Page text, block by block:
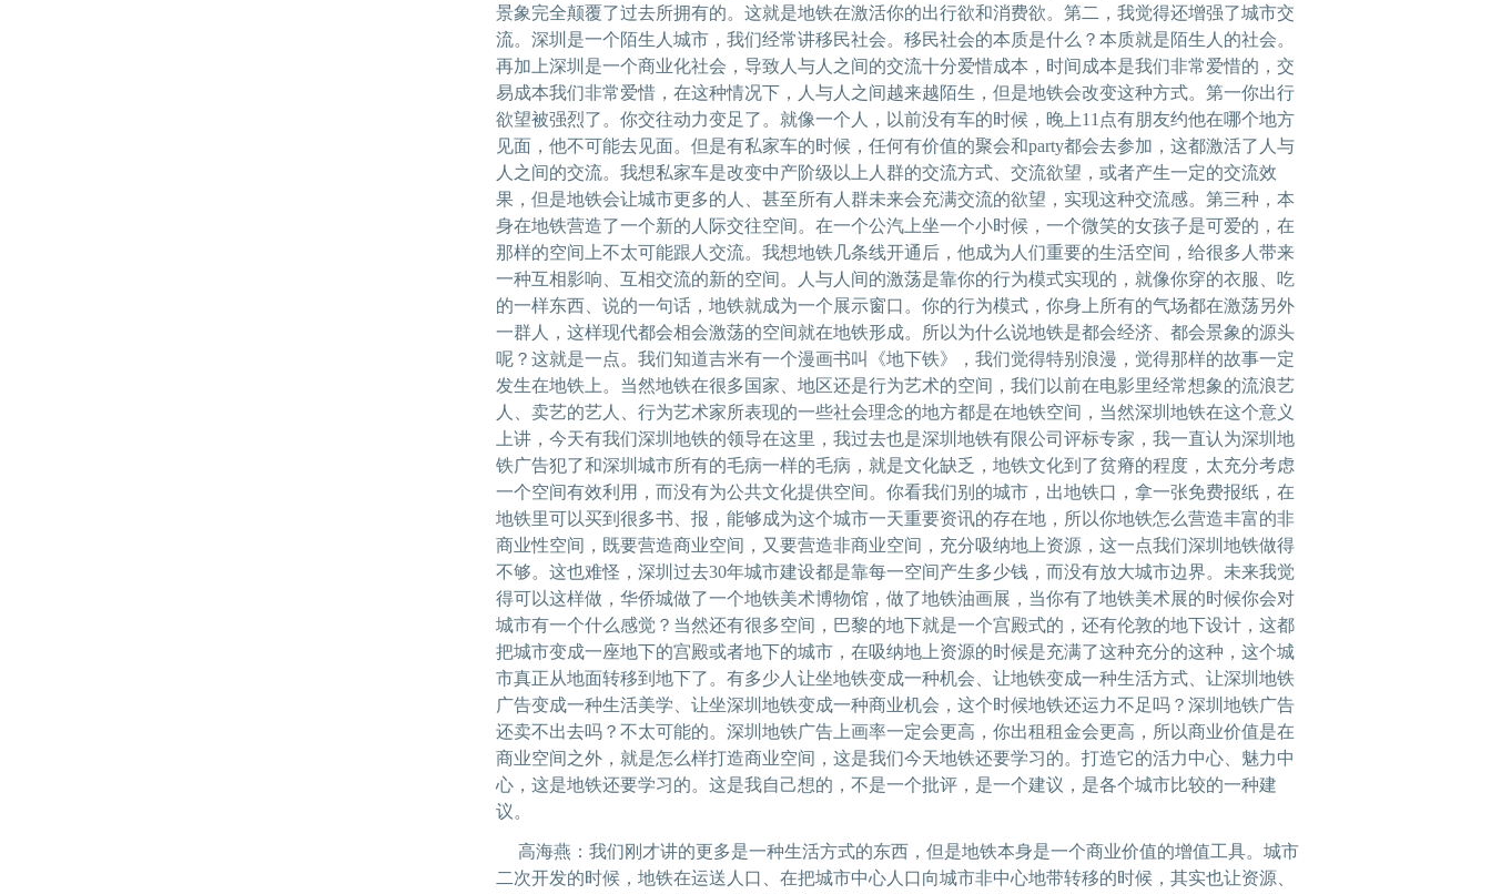
景象完全颠覆了过去所拥有的。这就是地铁在激活你的出行欲和消费欲。第二，我觉得还增强了城市交
流。深圳是一个陌生人城市，我们经常讲移民社会。移民社会的本质是什么？本质就是陌生人的社会。
再加上深圳是一个商业化社会，导致人与人之间的交流十分爱惜成本，时间成本是我们非常爱惜的，交
易成本我们非常爱惜，在这种情况下，人与人之间越来越陌生，但是地铁会改变这种方式。第一你出行
欲望被强烈了。你交往动力变足了。就像一个人，以前没有车的时候，晚上11点有朋友约他在哪个地方
见面，他不可能去见面。但是有私家车的时候，任何有价值的聚会和party都会去参加，这都激活了人与
人之间的交流。我想私家车是改变中产阶级以上人群的交流方式、交流欲望，或者产生一定的交流效
果，但是地铁会让城市更多的人、甚至所有人群未来会充满交流的欲望，实现这种交流感。第三种，本
身在地铁营造了一个新的人际交往空间。在一个公汽上坐一个小时候，一个微笑的女孩子是可爱的，在
那样的空间上不太可能跟人交流。我想地铁几条线开通后，他成为人们重要的生活空间，给很多人带来
一种互相影响、互相交流的新的空间。人与人间的激荡是靠你的行为模式实现的，就像你穿的衣服、吃
的一样东西、说的一句话，地铁就成为一个展示窗口。你的行为模式，你身上所有的气场都在激荡另外
一群人，这样现代都会相会激荡的空间就在地铁形成。所以为什么说地铁是都会经济、都会景象的源头
呢？这就是一点。我们知道吉米有一个漫画书叫《地下铁》，我们觉得特别浪漫，觉得那样的故事一定
发生在地铁上。当然地铁在很多国家、地区还是行为艺术的空间，我们以前在电影里经常想象的流浪艺
人、卖艺的艺人、行为艺术家所表现的一些社会理念的地方都是在地铁空间，当然深圳地铁在这个意义
上讲，今天有我们深圳地铁的领导在这里，我过去也是深圳地铁有限公司评标专家，我一直认为深圳地
铁广告犯了和深圳城市所有的毛病一样的毛病，就是文化缺乏，地铁文化到了贫瘠的程度，太充分考虑
一个空间有效利用，而没有为公共文化提供空间。你看我们别的城市，出地铁口，拿一张免费报纸，在
地铁里可以买到很多书、报，能够成为这个城市一天重要资讯的存在地，所以你地铁怎么营造丰富的非
商业性空间，既要营造商业空间，又要营造非商业空间，充分吸纳地上资源，这一点我们深圳地铁做得
不够。这也难怪，深圳过去30年城市建设都是靠每一空间产生多少钱，而没有放大城市边界。未来我觉
得可以这样做，华侨城做了一个地铁美术博物馆，做了地铁油画展，当你有了地铁美术展的时候你会对
城市有一个什么感觉？当然还有很多空间，巴黎的地下就是一个宫殿式的，还有伦敦的地下设计，这都
把城市变成一座地下的宫殿或者地下的城市，在吸纳地上资源的时候是充满了这种充分的这种，这个城
市真正从地面转移到地下了。有多少人让坐地铁变成一种机会、让地铁变成一种生活方式、让深圳地铁
广告变成一种生活美学、让坐深圳地铁变成一种商业机会，这个时候地铁还运力不足吗？深圳地铁广告
还卖不出去吗？不太可能的。深圳地铁广告上画率一定会更高，你出租租金会更高，所以商业价值是在
商业空间之外，就是怎么样打造商业空间，这是我们今天地铁还要学习的。打造它的活力中心、魅力中
心，这是地铁还要学习的。这是我自己想的，不是一个批评，是一个建议，是各个城市比较的一种建
议。
高海燕：我们刚才讲的更多是一种生活方式的东西，但是地铁本身是一个商业价值的增值工具。城市
二次开发的时候，地铁在运送人口、在把城市中心人口向城市非中心地带转移的时候，其实也让资源、